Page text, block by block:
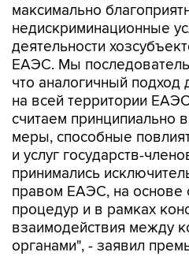
максимально
недискриминационные
деятельности
ЕАЭС. Мы
что аналогичный подход
на всей территории
считаем
меры, способные
и услуг государств-
принимались
правом ЕАЭС, на основе
процедур и в рамках
взаимодействия между
органами", - заявил